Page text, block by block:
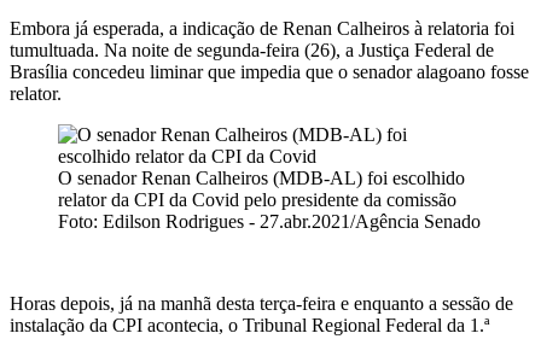
Embora já esperada, a indicação de Renan Calheiros à relatoria foi
tumultuada. Na noite de segunda-feira (26), a Justiça Federal de
Brasília concedeu liminar que impedia que o senador alagoano fosse
relator.
O senador Renan Calheiros (MDB-AL) foi escolhido
relator da CPI da Covid pelo presidente da comissão
Foto: Edilson Rodrigues - 27.abr.2021/Agência Senado
Horas depois, já na manhã desta terça-feira e enquanto a sessão de
instalação da CPI acontecia, o Tribunal Regional Federal da 1.ª